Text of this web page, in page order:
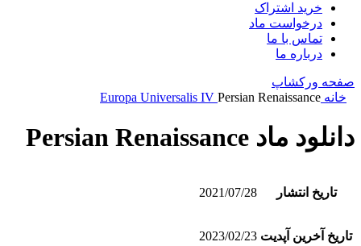
خرید اشتراک
درخواست ماد
تماس با ما
درباره ما
صفحه ورکشاپ
خانه
Europa Universalis IV Persian Renaissance
دانلود ماد Persian Renaissance
تاریخ انتشار 2021/07/28
تاریخ آخرین آپدیت 2023/02/23